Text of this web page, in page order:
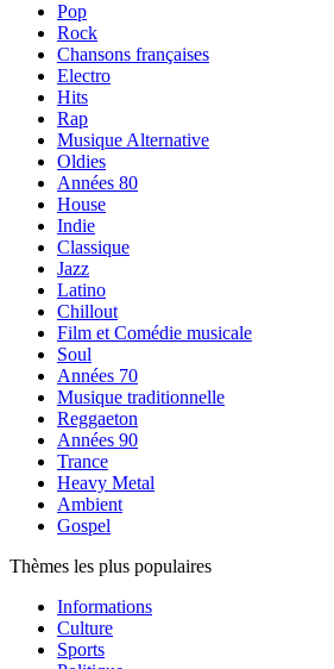
Pop
Rock
Chansons françaises
Electro
Hits
Rap
Musique Alternative
Oldies
Années 80
House
Indie
Classique
Jazz
Latino
Chillout
Film et Comédie musicale
Soul
Années 70
Musique traditionnelle
Reggaeton
Années 90
Trance
Heavy Metal
Ambient
Gospel
Thèmes les plus populaires
Informations
Culture
Sports